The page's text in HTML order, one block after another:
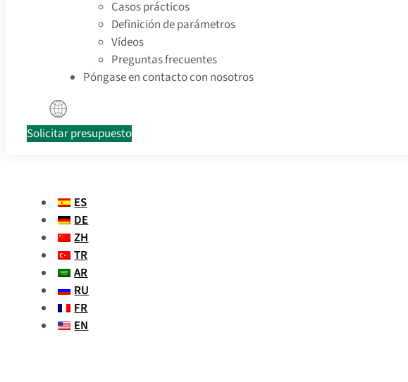
Casos prácticos
Definición de parámetros
Vídeos
Preguntas frecuentes
Póngase en contacto con nosotros
Solicitar presupuesto
ES
DE
ZH
TR
AR
RU
FR
EN